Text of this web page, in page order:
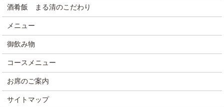
酒肴飯 まる清のこだわり
メニュー
御飲み物
コースメニュー
お席のご案内
サイトマップ